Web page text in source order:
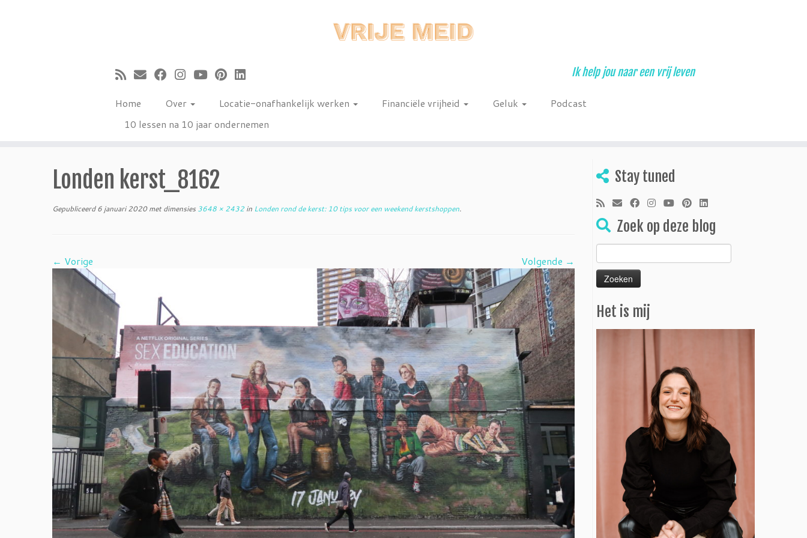
Ik help jou naar een vrij leven
Home Over Locatie-onafhankelijk werken Financiële vrijheid Geluk
Podcast
10 lessen na 10 jaar ondernemen
Londen kerst_8162
Gepubliceerd 6 januari 2020met dimensies 3648 × 2432 in Londen rond de kerst: 10 tips voor een weekend kerstshoppen.
← Vorige Volgende →
Stay tuned
Zoek op deze blog
Zoeken
naar:
Het is mij